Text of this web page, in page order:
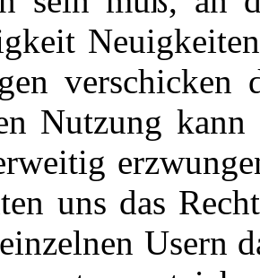
verschicken
Nutzung
uns das
Usern